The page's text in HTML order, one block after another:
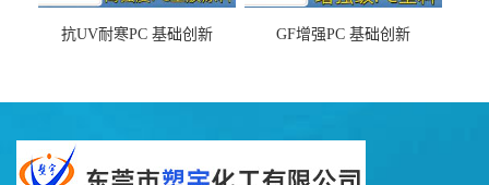
抗UV耐寒PC 基础创新
GF增强PC 基础创新